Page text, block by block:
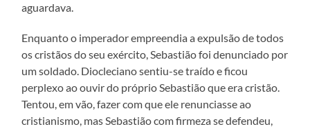
aguardava.
Enquanto o imperador empreendia a expulsão de todos
os cristãos do seu exército, Sebastião foi denunciado por
um soldado. Diocleciano sentiu-se traído e ficou
perplexo ao ouvir do próprio Sebastião que era cristão.
Tentou, em vão, fazer com que ele renunciasse ao
cristianismo, mas Sebastião com firmeza se defendeu,